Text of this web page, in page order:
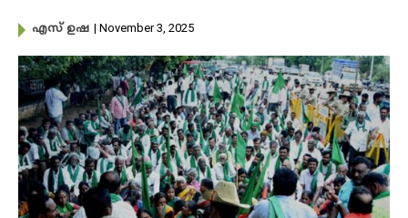
എസ് ഉഷ | November 3, 2025